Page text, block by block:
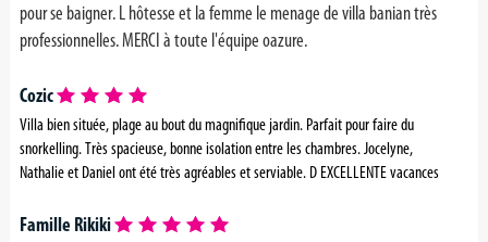
pour se baigner. L hôtesse et la femme le menage de villa banian très
professionnelles. MERCI à toute l'équipe oazure.
Cozic
Villa bien située, plage au bout du magnifique jardin. Parfait pour faire du
snorkelling. Très spacieuse, bonne isolation entre les chambres. Jocelyne,
Nathalie et Daniel ont été très agréables et serviable. D EXCELLENTE vacances
Famille Rikiki